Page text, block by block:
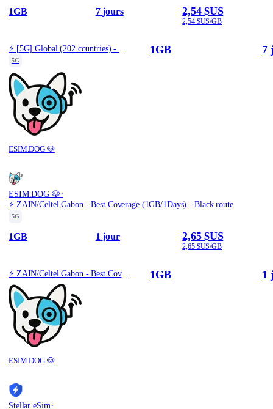
1GB 7 jours 2,54 $US
2,54 $US/GB
5G
ESIM.DOG 🐶
1GB 7
ESIM.DOG 🐶·
⚡️ ZAIN/Celtel Gabon - Best Coverage (1GB/1Days) - Black route
5G
1GB 1 jour 2,65 $US
2,65 $US/GB
⚡️ ZAIN/Celtel Gabon - Best Coverage (1GB/1Days) - Black route
ESIM.DOG 🐶
1GB 1
Stellar eSim·